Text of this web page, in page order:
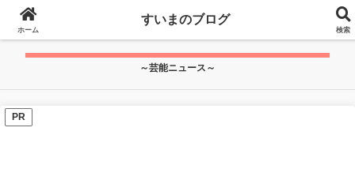
google.com, pub-7115624674097404, DIRECT,
f08c47fec0942fa0
～芸能ニュース～
PR
ホーム
すいまのブログ
検索